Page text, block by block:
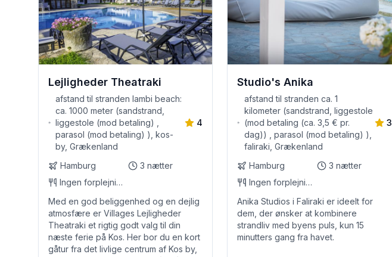
Lejligheder Theatraki
afstand til stranden lambi beach:
ca. 1000 meter (sandstrand,
liggestole (mod betaling) ,
parasol (mod betaling) ), kos-
by, Grækenland
4
Hamburg 3 nætter
Ingen forplejning
Med en god beliggenhed og en dejlig
atmosfære er Villages Lejligheder
Theatraki et rigtig godt valg til din
næste ferie på Kos. Her bor du en kort
gåtur fra det livlige centrum af Kos by,
Studio's Anika
afstand til stranden ca. 1
kilometer (sandstrand, liggestole
(mod betaling (ca. 3,5 € pr.
dag)) , parasol (mod betaling) ),
faliraki, Grækenland
3
Hamburg 3 nætter
Ingen forplejning
Anika Studios i Faliraki er ideelt for
dem, der ønsker at kombinere
strandliv med byens puls, kun 15
minutters gang fra havet.